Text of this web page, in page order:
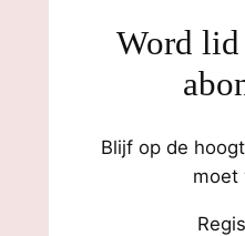
Word
Blijf op de
moet